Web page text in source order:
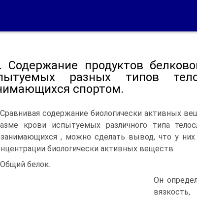
Содержание продуктов
разных типов
спортом.
Сравнивая содержание биологически активных
крови испытуемых различного типа
, можно сделать вывод, что у
биологически активных веществ.
Общий белок.
Он